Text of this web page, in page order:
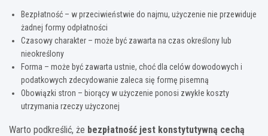
Bezpłatność – w przeciwieństwie do najmu, użyczenie nie przewiduje
żadnej formy odpłatności
Czasowy charakter – może być zawarta na czas określony lub
nieokreślony
Forma – może być zawarta ustnie, choć dla celów dowodowych i
podatkowych zdecydowanie zaleca się formę pisemną
Obowiązki stron – biorący w użyczenie ponosi zwykłe koszty
utrzymania rzeczy użyczonej
Warto podkreślić, że bezpłatność jest konstytutywną cechą